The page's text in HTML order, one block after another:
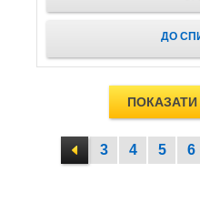
ДО
ПОКАЗАТИ
3 4 5 6